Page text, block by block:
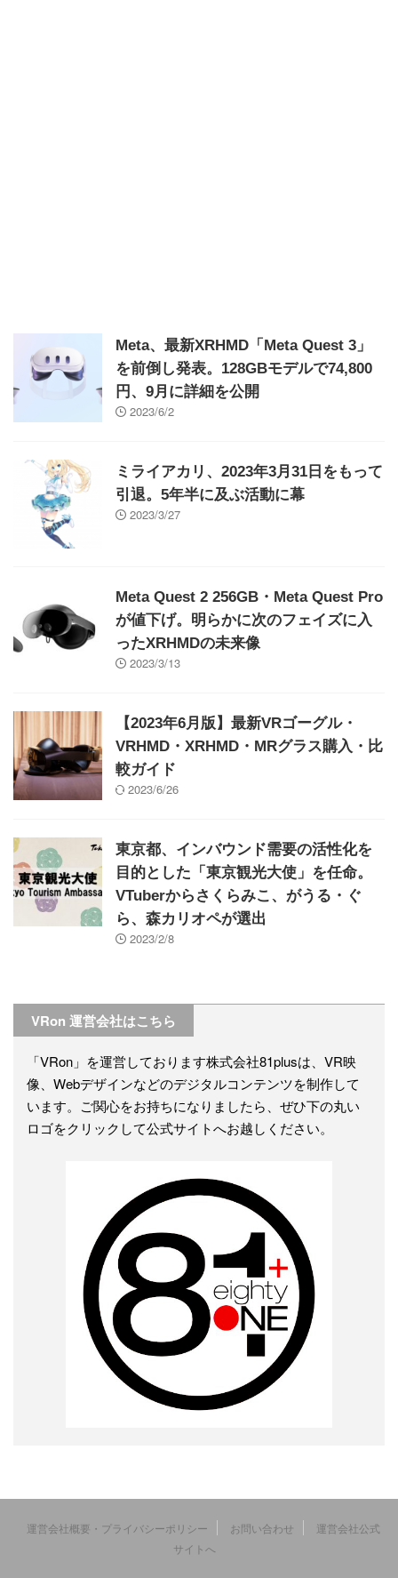
Meta、最新XRHMD「Meta Quest 3」
を前倒し発表。128GBモデルで74,800
円、9月に詳細を公開
2023/6/2
ミライアカリ、2023年3月31日をもって
引退。5年半に及ぶ活動に幕
2023/3/27
Meta Quest 2 256GB・Meta Quest Pro
が値下げ。明らかに次のフェイズに入
ったXRHMDの未来像
2023/3/13
【2023年6月版】最新VRゴーグル・
VRHMD・XRHMD・MRグラス購入・比
較ガイド
2023/6/26
東京都、インバウンド需要の活性化を
目的とした「東京観光大使」を任命。
VTuberからさくらみこ、がうる・ぐ
ら、森カリオペが選出
2023/2/8
VRon 運営会社はこちら
「VRon」を運営しております株式会社81plusは、VR映
像、Webデザインなどのデジタルコンテンツを制作して
います。ご関心をお持ちになりましたら、ぜひ下の丸い
ロゴをクリックして公式サイトへお越しください。
運営会社概要・プライバシーポリシー お問い合わせ
運営会社公式
サイトへ